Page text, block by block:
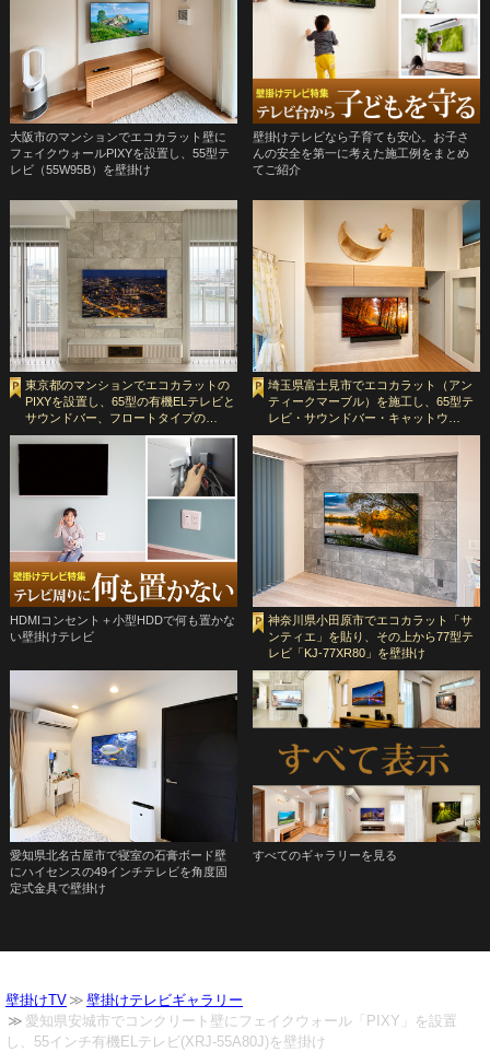
大阪市のマンションでエコカラット壁に
フェイクウォールPIXYを設置し、55型テ
レビ（55W95B）を壁掛け
壁掛けテレビなら子育ても安心。お子さ
んの安全を第一に考えた施工例をまとめ
てご紹介
東京都のマンションでエコカラットの
PIXYを設置し、65型の有機ELテレビと
サウンドバー、フロートタイプの…
埼玉県富士見市でエコカラット（アン
ティークマーブル）を施工し、65型テ
レビ・サウンドバー・キャットウ…
HDMIコンセント＋小型HDDで何も置かな
い壁掛けテレビ
神奈川県小田原市でエコカラット「サ
ンティエ」を貼り、その上から77型テ
レビ「KJ-77XR80」を壁掛け
愛知県北名古屋市で寝室の石膏ボード壁
にハイセンスの49インチテレビを角度固
定式金具で壁掛け
すべてのギャラリーを見る
壁掛けTV
壁掛けテレビギャラリー
愛知県安城市でコンクリート壁にフェイクウォール「PIXY」を設置
し、55インチ有機ELテレビ(XRJ-55A80J)を壁掛け